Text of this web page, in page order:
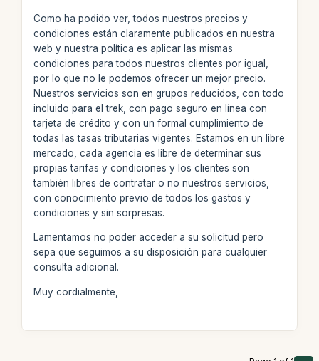
Como ha podido ver, todos nuestros precios y
condiciones están claramente publicados en nuestra
web y nuestra política es aplicar las mismas
condiciones para todos nuestros clientes por igual,
por lo que no le podemos ofrecer un mejor precio.
Nuestros servicios son en grupos reducidos, con todo
incluido para el trek, con pago seguro en línea con
tarjeta de crédito y con un formal cumplimiento de
todas las tasas tributarias vigentes. Estamos en un libre
mercado, cada agencia es libre de determinar sus
propias tarifas y condiciones y los clientes son
también libres de contratar o no nuestros servicios,
con conocimiento previo de todos los gastos y
condiciones y sin sorpresas.
Lamentamos no poder acceder a su solicitud pero
sepa que seguimos a su disposición para cualquier
consulta adicional.
Muy cordialmente,